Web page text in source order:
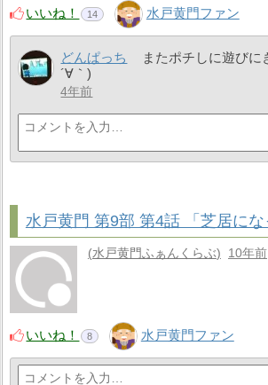
いいね！ 14 水戸黄門ファン
どんぱっち
またポチしに遊びに
´∀｀)
4年前
水戸黄門ふぁんくらぶ 10年前
いいね！ 8 水戸黄門ファン